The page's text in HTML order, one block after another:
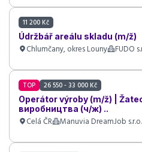
11 200 Kč
Údržbář areálu skladu (m/ž)
Chlumčany, okres Louny FUDO
TOP 26 550 - 33 000 Kč
Operátor výroby (m/ž) |
виробництва (ч/ж) ..
Celá ČR Manuvia DreamJob s.r.o.